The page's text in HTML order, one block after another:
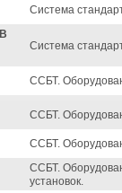
Система
Система
ССБТ.
ССБТ.
ССБТ.
ССБТ.
установок.